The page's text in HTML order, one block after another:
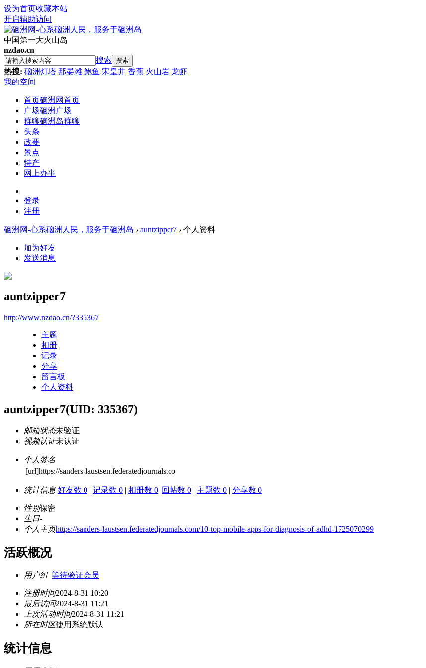
设为首页收藏本站
开启辅助访问
中国第一大火山岛
nzdao.cn
搜索 搜索
热搜: 硇洲灯塔 那晏滩 鲍鱼 宋皇井 香蕉 火山岩 龙虾
我的空间
首页硇洲网首页
广场硇洲广场
群聊硇洲岛群聊
头条
政要
景点
特产
网上办事
登录
注册
硇洲网-心系硇洲人民，服务于硇洲岛 › auntzipper7 › 个人资料
加为好友
发送消息
auntzipper7
http://www.nzdao.cn/?335367
主题
相册
记录
分享
留言板
个人资料
auntzipper7(UID: 335367)
邮箱状态未验证
视频认证未认证
个人签名
[url]https://sanders-laustsen.federatedjournals.co
统计信息 好友数 0 | 记录数 0 | 相册数 0 |回帖数 0 | 主题数 0 | 分享数 0
性别保密
生日-
个人主页https://sanders-laustsen.federatedjournals.com/10-top-mobile-apps-for-diagnosis-of-adhd-1725070299
活跃概况
用户组 等待验证会员
注册时间2024-8-31 10:20
最后访问2024-8-31 11:21
上次活动时间2024-8-31 11:21
所在时区使用系统默认
统计信息